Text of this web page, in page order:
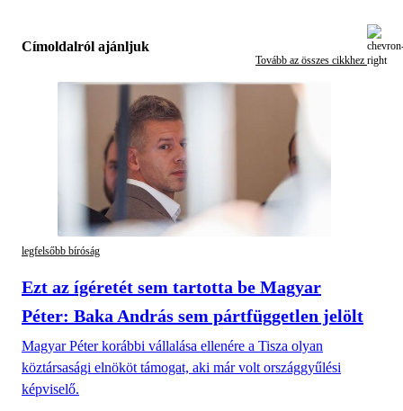
Címoldalról ajánljuk
Tovább az összes cikkhez
legfelsőbb bíróság
Ezt az ígéretét sem tartotta be Magyar
Péter: Baka András sem pártfüggetlen jelölt
Magyar Péter korábbi vállalása ellenére a Tisza olyan
köztársasági elnököt támogat, aki már volt országgyűlési
képviselő.